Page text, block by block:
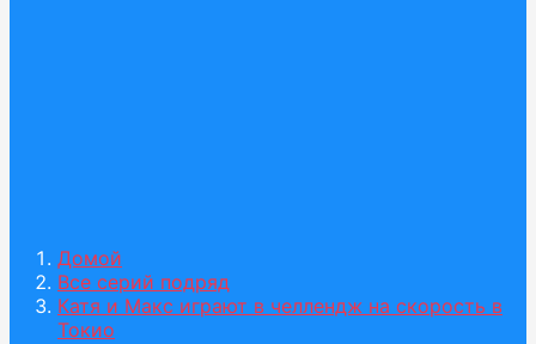
Домой
Все серий подряд
Катя и Макс играют в челлендж на скорость в
Токио